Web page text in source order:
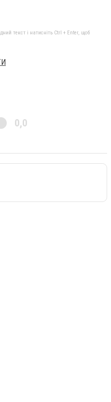
текст і натисніть Ctrl + Enter, щоб
0,0